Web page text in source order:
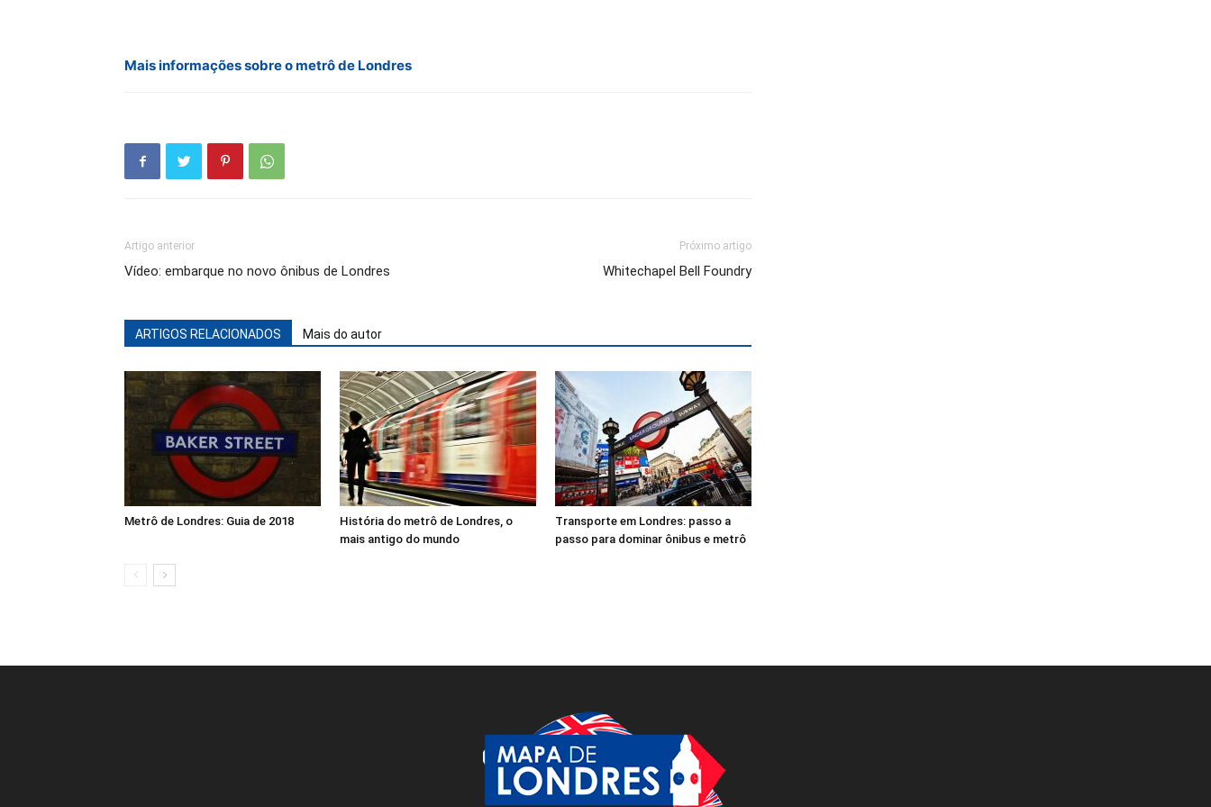
Mais informações sobre o metrô de Londres
Artigo anterior
Vídeo: embarque no novo ônibus de Londres
Próximo artigo
Whitechapel Bell Foundry
ARTIGOS RELACIONADOS Mais do autor
Metrô de Londres: Guia de 2018
História do metrô de Londres, o
mais antigo do mundo
Transporte em Londres: passo a
passo para dominar ônibus e metrô